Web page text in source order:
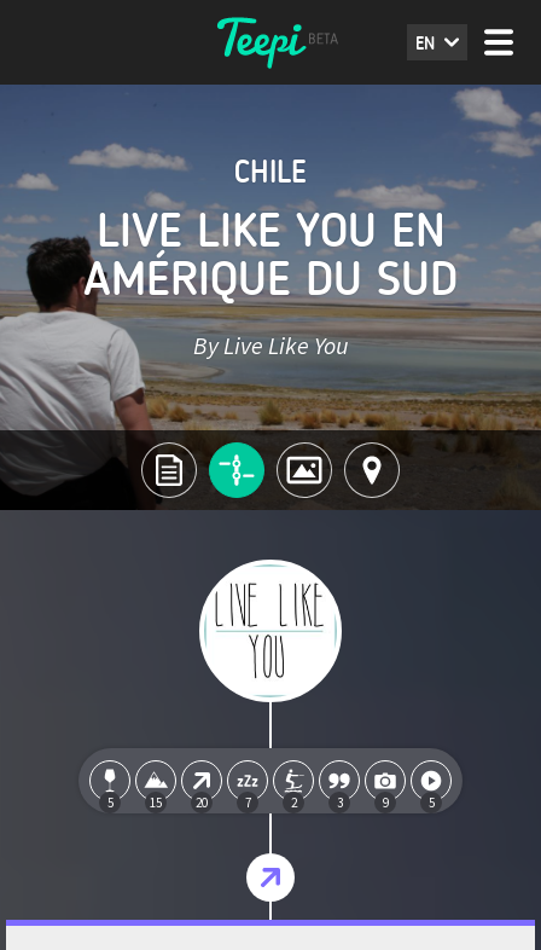
EN
CHILE
LIVE LIKE YOU EN
AMÉRIQUE DU SUD
By Live Like You
5 15 20 7 2 3 9 5